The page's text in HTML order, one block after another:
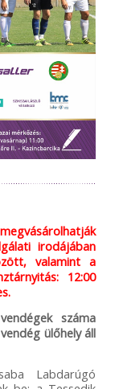
irodájában
valamint a
12:00
száma
ülőhely áll
Labdarúgó